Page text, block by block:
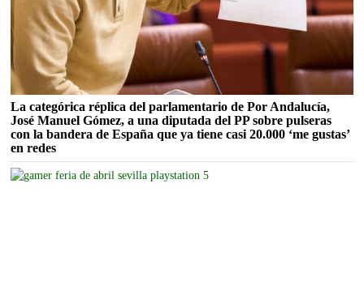
La categórica réplica del parlamentario de Por Andalucía,
José Manuel Gómez, a una diputada del PP sobre pulseras
con la bandera de España que ya tiene casi 20.000 ‘me gustas’
en redes